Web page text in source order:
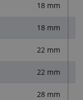
18 mm
18 mm
22 mm
22 mm
28 mm